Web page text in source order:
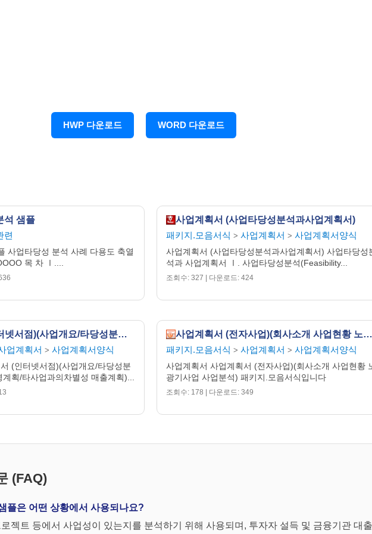
특성
운용 및 상환 계획
계획
력 및 적합성 평가
유지비 실험결과
용도
성 분석
HWP 다운로드 WORD 다운로드
석 샘플
련
사업타당성 분석 사례 다용도 축열
목 차 Ⅰ....
사업계획서 (사업타당성분석과사업계획서)
패키지.모음서식 > 사업계획서 > 사업계획서양식
사업계획서 (사업타당성분석과사업계획서) 사업타당성
석과 사업계획서 Ⅰ. 사업타당성분석(Feasibility...
조회수: 327 | 다운로드: 424
사업계획서 (인터넷서점)(사업개요/타당성분석/경쟁업체분석/운영계획/타사업과의차별성 매출계획)
업계획서 > 사업계획서양식
(인터넷서점)(사업개요/타당성분
획/타사업과의차별성 매출계획)...
사업계획서 (전자사업)(회사소개 사업현황 노광기사업 사업분석)
패키지.모음서식 > 사업계획서 > 사업계획서양식
사업계획서 사업계획서 (전자사업)(회사소개 사업현황
광기사업 사업분석) 패키지.모음서식입니다
조회수: 178 | 다운로드: 349
(FAQ)
플은 어떤 상황에서 사용되나요?
젝트 등에서 사업성이 있는지를 분석하기 위해 사용되며, 투자자 설득 및 금융기관 대출